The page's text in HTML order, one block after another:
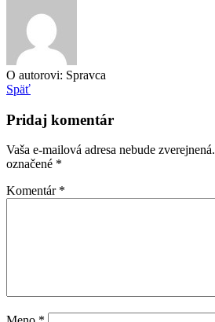
O autorovi: Spravca
Späť
Pridaj komentár
Vaša e-mailová adresa nebude zverejnená.
označené *
Komentár *